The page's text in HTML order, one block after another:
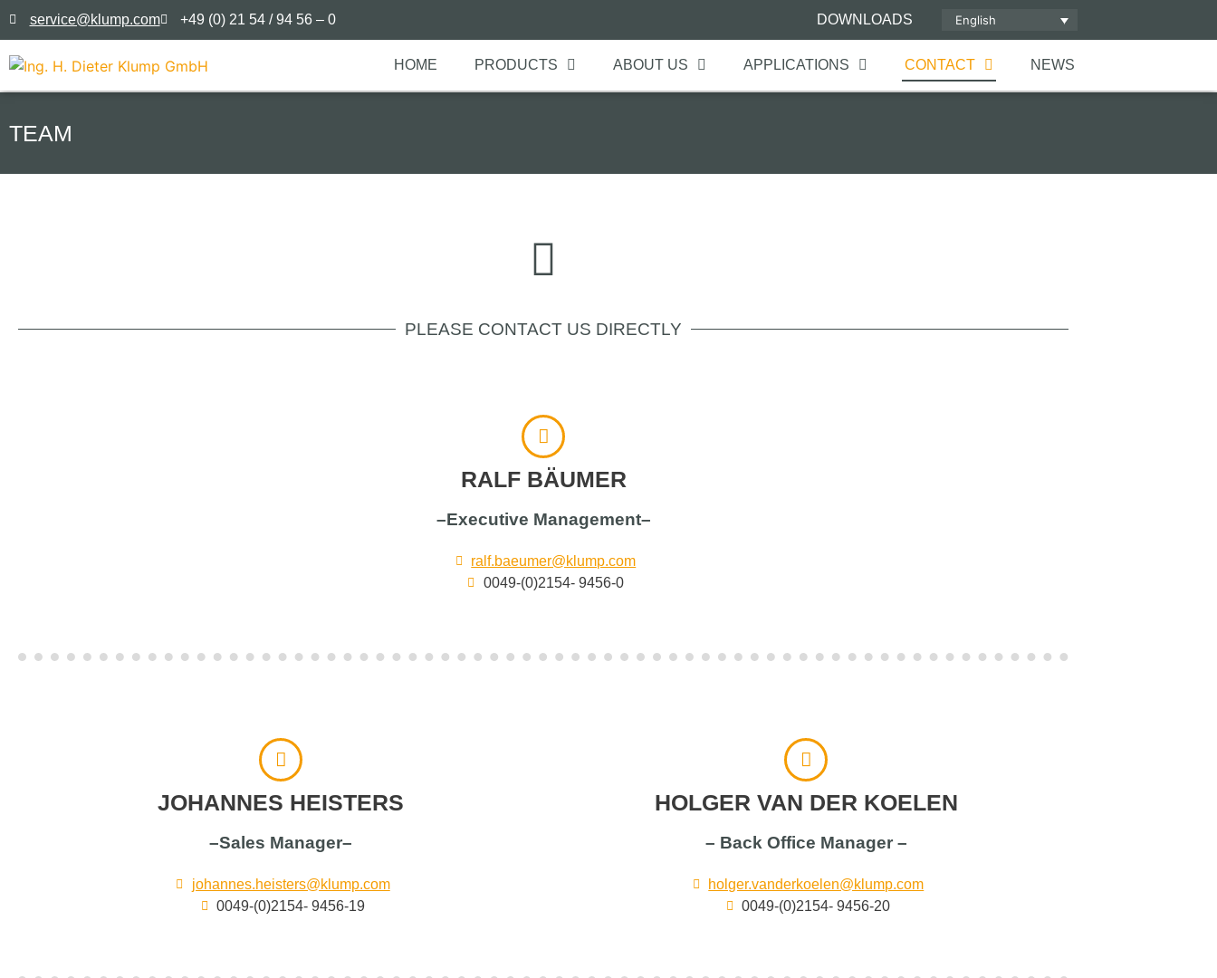
service@klump.com +49 (0) 21 54 / 94 56 – 0 DOWNLOADS English
HOME PRODUCTS ABOUT US APPLICATIONS CONTACT NEWS
TEAM
PLEASE CONTACT US DIRECTLY
RALF BÄUMER
–Executive Management–
ralf.baeumer@klump.com
0049-(0)2154- 9456-0
JOHANNES HEISTERS
–Sales Manager–
johannes.heisters@klump.com
0049-(0)2154- 9456-19
HOLGER VAN DER KOELEN
– Back Office Manager –
holger.vanderkoelen@klump.com
0049-(0)2154- 9456-20